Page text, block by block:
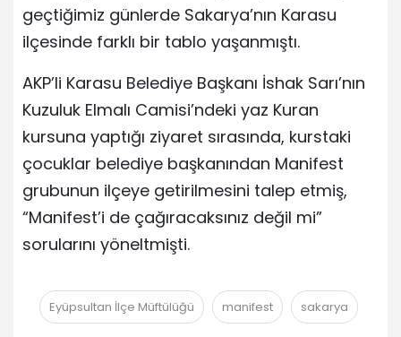
geçtiğimiz günlerde Sakarya’nın Karasu
ilçesinde farklı bir tablo yaşanmıştı.
AKP’li Karasu Belediye Başkanı İshak Sarı’nın
Kuzuluk Elmalı Camisi’ndeki yaz Kuran
kursuna yaptığı ziyaret sırasında, kurstaki
çocuklar belediye başkanından Manifest
grubunun ilçeye getirilmesini talep etmiş,
“Manifest’i de çağıracaksınız değil mi”
sorularını yöneltmişti.
Eyüpsultan İlçe Müftülüğü manifest sakarya